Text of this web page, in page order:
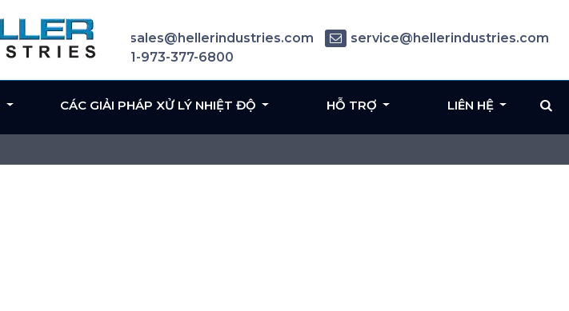
sales@hellerindustries.com
service@hellerindustries.com
1-973-377-6800
CÁC GIẢI PHÁP XỬ LÝ NHIỆT ĐỘ HỖ TRỢ LIÊN HỆ